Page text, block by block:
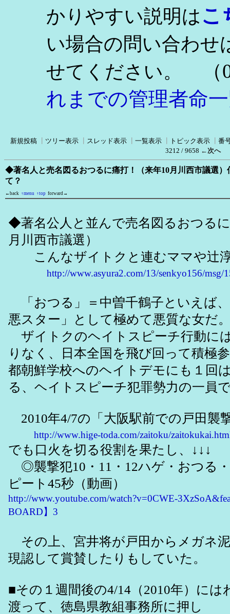
かりやすい説明はこ
い場合の問い合わせ
せてください。
（
れまでの管理者命
新規投稿 ツリー表示 スレッド表示 一覧表示 トピック表示
番
3212 / 9658 ←次へ
◆著名人と売名図るおつるに痛打！（来年10月川西市議選）
て？
←back ↑menu ↑top forward→
◆著名公人と並んで売名図るおつる
月川西市議選）
こんなザイトクと連むママや辻
http://www.asyura2.com/13/senkyo156/msg/
「おつる」＝中曽千鶴子といえば
悪スター」として極めて悪質な女だ
ザイトクのヘイトスピーチ行動に
りなく、日本全国を飛び回って積極
都朝鮮学校へのヘイトデモにも１回
る、ヘイトスピーチ犯罪勢力の一員
2010年4/7の「大阪駅前での戸田襲
http://www.hige-toda.com/zaitoku/
でも口火を切る役割を果たし、↓↓↓
◎襲撃犯10・11・12ハゲ・おつる
ピート45秒（動画）
http://www.youtube.com/watch?v=0CWE-
BOARD】3
その上、宮井将が戸田からメガネ
現認して賞賛したりもしていた。
■その１週間後の4/14（2010年）には
渡って、徳島県教組事務所に押し